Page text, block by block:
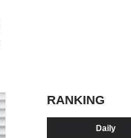
RANKING
Daily